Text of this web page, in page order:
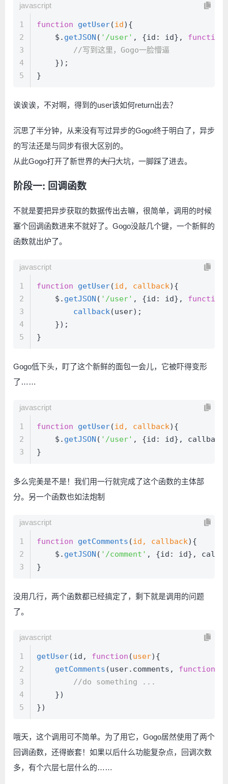
javascript
1
2
3
4
5
function getUser(id){
    $.
getJSON ( '/user' , {id : id}, function
//写到这里，Gogo一脸懵逼
    });
}
诶诶诶，不对啊，得到的user该如何return出去？
沉思了半分钟，从来没有写过异步的Gogo终于明白了，异步
的写法还是与同步有很大区别的。
从此Gogo打开了新世界的大门大坑，一脚踩了进去。
阶段一: 回调函数
不就是要把异步获取的数据传出去嘛，很简单，调用的时候
塞个回调函数进来不就好了。Gogo没敲几个键，一个新鲜的
函数就出炉了。
javascript
1
2
3
4
5
function getUser(id, callback){
    $.
getJSON ( '/user' , {id : id}, function
callback (user);
    });
}
Gogo低下头，盯了这个新鲜的面包一会儿，它被吓得变形
了……
javascript
1
2
3
function getUser(id, callback){
    $.
getJSON ( '/user' , {id : id},
}
多么完美是不是！我们用一行就完成了这个函数的主体部
分。另一个函数也如法炮制
javascript
1
2
3
function getComments (id, callback){
    $.
getJSON ( '/comment' , {id : id},
}
没用几行，两个函数都已经搞定了，剩下就是调用的问题
了。
javascript
1
2
3
4
5
getUser(id, function (user){
getComments (user. comments , function
//do something ...
    })
})
哦天，这个调用可不简单。为了用它，Gogo居然使用了两个
回调函数，还得嵌套！如果以后什么功能复杂点，回调次数
多，有个六层七层什么的……